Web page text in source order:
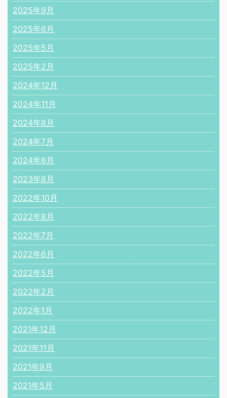
2025年9月
2025年6月
2025年5月
2025年2月
2024年12月
2024年11月
2024年8月
2024年7月
2024年6月
2023年8月
2022年10月
2022年8月
2022年7月
2022年6月
2022年5月
2022年2月
2022年1月
2021年12月
2021年11月
2021年9月
2021年5月